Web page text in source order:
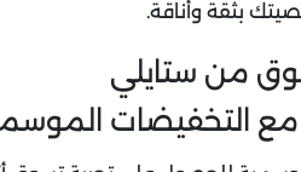
بثقة وأناقة.
من ستايلي
التخفيضات